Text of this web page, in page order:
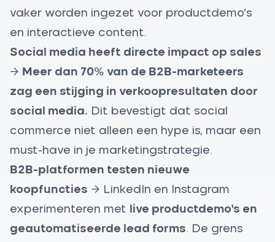
vaker worden ingezet voor productdemo’s
en interactieve content.
Social media heeft directe impact op sales
→ Meer dan 70% van de B2B-marketeers
zag een stijging in verkoopresultaten door
social media. Dit bevestigt dat social
commerce niet alleen een hype is, maar een
must-have in je marketingstrategie.
B2B-platformen testen nieuwe
koopfuncties → LinkedIn en Instagram
experimenteren met
live productdemo’s en
geautomatiseerde lead forms. De grens